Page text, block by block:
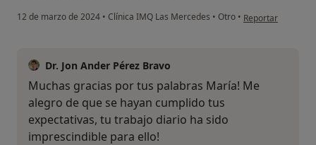
12 de marzo de 2024 • Clínica IMQ Las Mercedes • Otro • en opinión del
Reportar
Dr. Jon Ander Pérez Bravo
Muchas gracias por tus palabras María! Me
alegro de que se hayan cumplido tus
expectativas, tu trabajo diario ha sido
imprescindible para ello!